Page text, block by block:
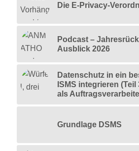
Die E-Privacy-
Podcast –
Ausblick 2026
Datenschutz in ein
ISMS integrieren
als
Grundlage DSMS